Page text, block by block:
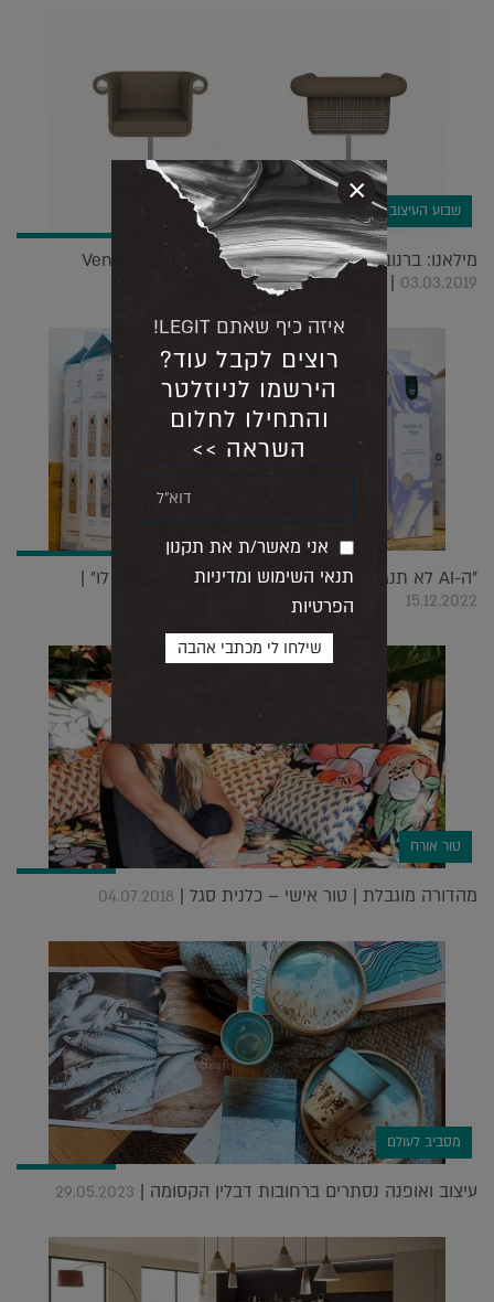
שבוע העיצוב במילאנו
מילאנו: ברנוביץ' קרוננברג ישתתפו בתערוכה ב Ventura
Centrale | 03.03.2019
"ה-AI לא תנגוס בתפקיד המעצב, להפך, היא תעזור לו" |
15.12.2022
טור אורח
מהדורה מוגבלת | טור אישי – כלנית סגל | 04.07.2018
מסביב לעולם
עיצוב ואופנה נסתרים ברחובות דבלין הקסומה | 29.05.2023
איזה כיף שאתם LEGIT!
רוצים לקבל עוד?
הירשמו לניוזלטר
והתחילו לחלום
השראה >>
אני מאשר/ת את תקנון
תנאי השימוש ומדיניות
הפרטיות
×